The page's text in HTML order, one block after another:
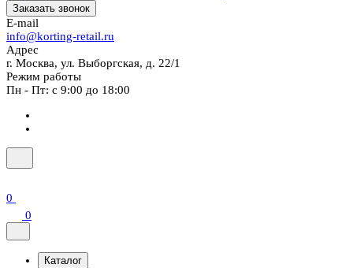
Заказать звонок
E-mail
info@korting-retail.ru
Адрес
г. Москва, ул. Выборгская, д. 22/1
Режим работы
Пн - Пт: с 9:00 до 18:00
0
0
Каталог